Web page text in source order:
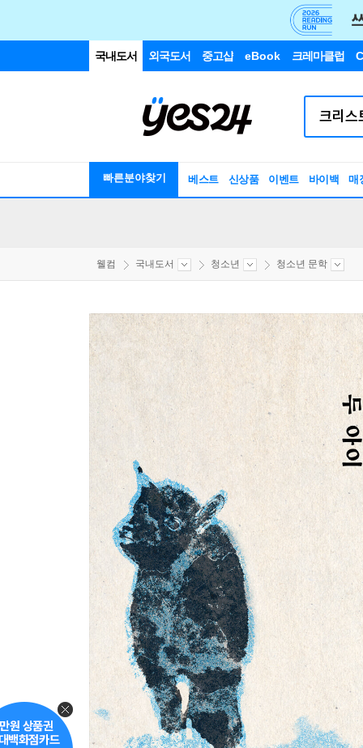
국내도서 외국도서 중고샵 eBook 크레마클럽
빠른분야찾기 베스트 신상품 이벤트 바이백 매
웰컴 국내도서 청소년 청소년 문학